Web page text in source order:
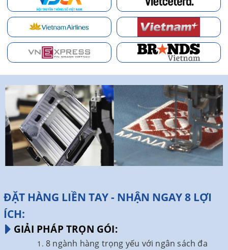
ĐẶT HÀNG LIỀN TAY - NHẬN NGAY 8 LỢI
ÍCH:
GIẢI PHÁP TRỌN GÓI:
8 ngành hàng trọng yếu với ngân sách đa